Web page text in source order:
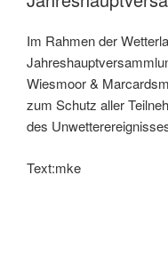
Im Rahmen der
Wiesmoor &
zum Schutz aller
des